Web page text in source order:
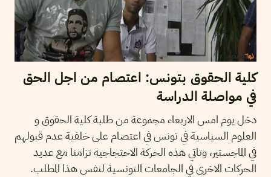
كلية الحقوق بتونس: اعتصام من اجل الحق
في مواصلة الدراسة
دخل يوم امس الاربعاء مجموعة من طلبة كلية الحقوق و
العلوم السياسية في تونس في اعتصام على خلفية عدم قبولهم
في الماجستير، وتاتي هذه الحركة الاحتجاجية تزامنا مع عديد
الحركات الاخرى في الجامعات التونسية لنفس هذا المطلب.